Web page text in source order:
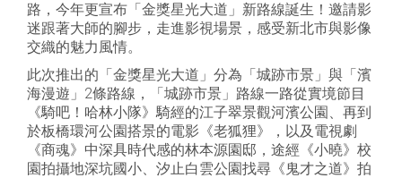
路，今年更宣布「金獎星光大道」新路線誕生！邀請影
迷跟著大師的腳步，走進影視場景，感受新北市與影像
交織的魅力風情。
此次推出的「金獎星光大道」分為「城跡市景」與「濱
海漫遊」2條路線，「城跡市景」路線一路從實境節目
《騎吧！哈林小隊》騎經的江子翠景觀河濱公園、再到
於板橋環河公園搭景的電影《老狐狸》，以及電視劇
《商魂》中深具時代感的林本源園邸，途經《小曉》校
園拍攝地深坑國小、汐止白雲公園找尋《鬼才之道》拍